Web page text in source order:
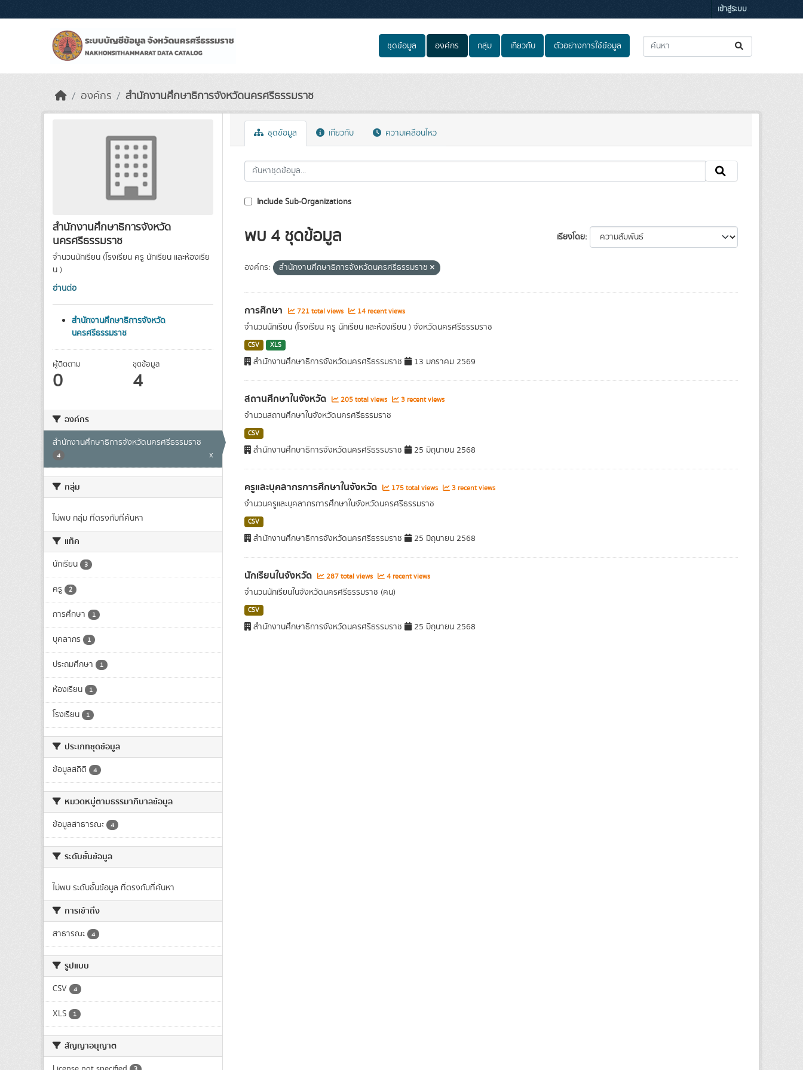
เข้าสู่ระบบ
ชุดข้อมูล องค์กร กลุ่ม เกี่ยวกับ ตัวอย่างการใช้ข้อมูล
องค์กร สำนักงานศึกษาธิการจังหวัดนครศรีธรรมราช
สำนักงานศึกษาธิการจังหวัด
นครศรีธรรมราช
จำนวนนักเรียน (โรงเรียน ครู นักเรียน และห้องเรีย
น )
อ่านต่อ
สำนักงานศึกษาธิการจังหวัด
นครศรีธรรมราช
ผู้ติดตาม
0
ชุดข้อมูล
4
องค์กร
สำนักงานศึกษาธิการจังหวัดนครศรีธรรมราช
4 x
กลุ่ม
ไม่พบ กลุ่ม ที่ตรงกับที่ค้นหา
แท็ค
นักเรียน 3
ครู 2
การศึกษา 1
บุคลากร 1
ประถมศึกษา 1
ห้องเรียน 1
โรงเรียน 1
ประเภทชุดข้อมูล
ข้อมูลสถิติ 4
หมวดหมู่ตามธรรมาภิบาลข้อมูล
ข้อมูลสาธารณะ 4
ระดับชั้นข้อมูล
ไม่พบ ระดับชั้นข้อมูล ที่ตรงกับที่ค้นหา
การเข้าถึง
สาธารณะ 4
รูปแบบ
CSV 4
XLS 1
สัญญาอนุญาต
ชุดข้อมูล เกี่ยวกับ ความเคลื่อนไหว
Include Sub-Organizations
เรียงโดย
พบ 4 ชุดข้อมูล
องค์กร: สำนักงานศึกษาธิการจังหวัดนครศรีธรรมราช
การศึกษา 721 total views 14 recent views
จำนวนนักเรียน (โรงเรียน ครู นักเรียน และห้องเรียน ) จังหวัดนครศรีธรรมราช
CSV XLS
สำนักงานศึกษาธิการจังหวัดนครศรีธรรมราช 13 มกราคม 2569
สถานศึกษาในจังหวัด 205 total views 3 recent views
จำนวนสถานศึกษาในจังหวัดนครศรีธรรมราช
CSV
สำนักงานศึกษาธิการจังหวัดนครศรีธรรมราช 25 มิถุนายน 2568
ครูและบุคลากรการศึกษาในจังหวัด 175 total views 3 recent views
จำนวนครูและบุคลากรการศึกษาในจังหวัดนครศรีธรรมราช
CSV
สำนักงานศึกษาธิการจังหวัดนครศรีธรรมราช 25 มิถุนายน 2568
นักเรียนในจังหวัด 287 total views 4 recent views
จำนวนนักเรียนในจังหวัดนครศรีธรรมราช (คน)
CSV
สำนักงานศึกษาธิการจังหวัดนครศรีธรรมราช 25 มิถุนายน 2568